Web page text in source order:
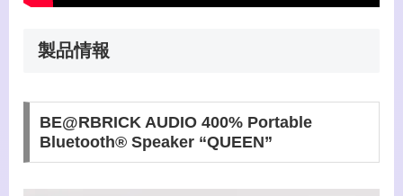
製品情報
BE@RBRICK AUDIO 400% Portable
Bluetooth® Speaker “QUEEN”